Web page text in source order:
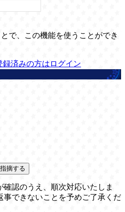
で、この機能を使うことができ
録済みの方はログイン
指摘する
認のうえ、順次対応いたしま
事できないことを予めご了承くだ